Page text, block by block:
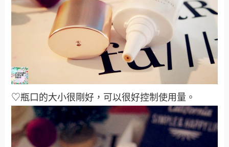
♡瓶口的大小很剛好，可以很好控制使用量。